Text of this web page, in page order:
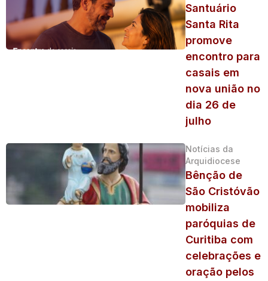
Santuário
Santa Rita
promove
encontro para
casais em
nova união no
dia 26 de
julho
Notícias da
Arquidiocese
Bênção de
São Cristóvão
mobiliza
paróquias de
Curitiba com
celebrações e
oração pelos